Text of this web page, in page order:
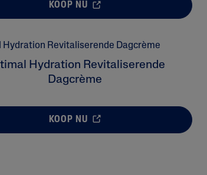
KOOP NU
Hydration Revitaliserende
Dagcrème
KOOP NU